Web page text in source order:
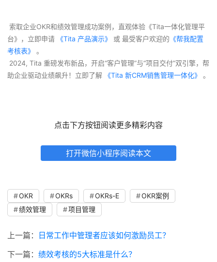
台》，立即申请 《Tita 产品演示》 或 最受客户欢迎的 《帮我配置
考核表》
。
助企业驱动业绩飙升！立即了解 《Tita 新CRM销售管理一体化》 。
点击下方按钮阅读更多精彩内容
打开微信小程序阅读本文
OKR OKRs OKRs-E
OKR案例
绩效管理
项目管理
上一篇： 日常工作中管理者应该如何激励员工？
下一篇： 绩效考核的5大标准是什么？